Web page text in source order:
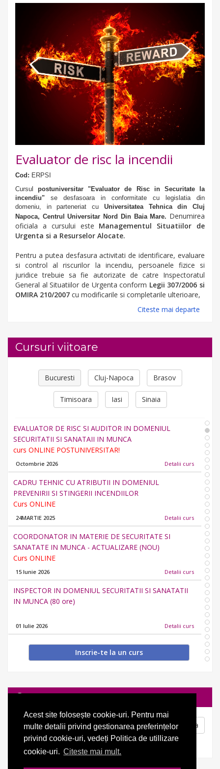
Acest site folosește cookie-uri. Pentru mai
multe detalii privind gestionarea preferințelor
privind cookie-uri, vedeți Politica de utillizare
cookie-uri. Citeste mai mult.
Evaluator de risc la incendii
Cod: ERPSI
Cursulpostuniversitar
"Evaluator de Risc in Securitate la
incendiu" se desfasoara in conformitate cu legislatia din
domeniu, in parteneriat cu Universitatea Tehnica din Cluj
Napoca, Centrul Universitar Nord Din Baia Mare. Denumirea
oficiala a cursului este Managementul Situatiilor de
Urgenta si a Resurselor Alocate.
Pentru a putea desfasura activitati de identificare, evaluare
si control al riscurilor la incendiu, persoanele fizice si
juridice trebuie sa fie autorizate de catre Inspectoratul
General al Situatiilor de Urgenta conform Legii 307/2006 si
OMIRA 210/2007 cu modificarile si completarile ulterioare,
Citeste mai departe
Cursuri viitoare
Bucuresti Cluj-Napoca Brasov
Timisoara Iasi Sinaia
OPERATOR CALCULATOR ELECTRONIC SI RETELE -
AUTORIZAT ANC
Detalii curs
EVALUATOR DE RISC SI AUDITOR IN DOMENIUL
SECURITATII SI SANATAII IN MUNCA
curs ONLINE POSTUNIVERSITAR!
Octombrie 2026 Detalii curs
CADRU TEHNIC CU ATRIBUTII IN DOMENIUL
PREVENIRII SI STINGERII INCENDIILOR
Curs ONLINE
24MARTIE 2025 Detalii curs
COORDONATOR IN MATERIE DE SECURITATE SI
SANATATE IN MUNCA - ACTUALIZARE (NOU)
Curs ONLINE
15 Iunie 2026 Detalii curs
INSPECTOR IN DOMENIUL SECURITATII SI SANATATII
IN MUNCA (80 ore)
01 Iulie 2026 Detalii curs
COMPETENTE ANTREPRENORIALE
Modificarile Legii nr. 208/11.07.2022, publicată în M.O. nr.
697/12.07.2022
APRILIE 2025
FORMATOR
Inscrie-te la un curs
Cautare
Cauta